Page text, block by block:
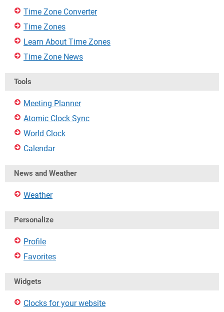
Time Zone Converter
Time Zones
Learn About Time Zones
Time Zone News
Tools
Meeting Planner
Atomic Clock Sync
World Clock
Calendar
News and Weather
Weather
Personalize
Profile
Favorites
Widgets
Clocks for your website